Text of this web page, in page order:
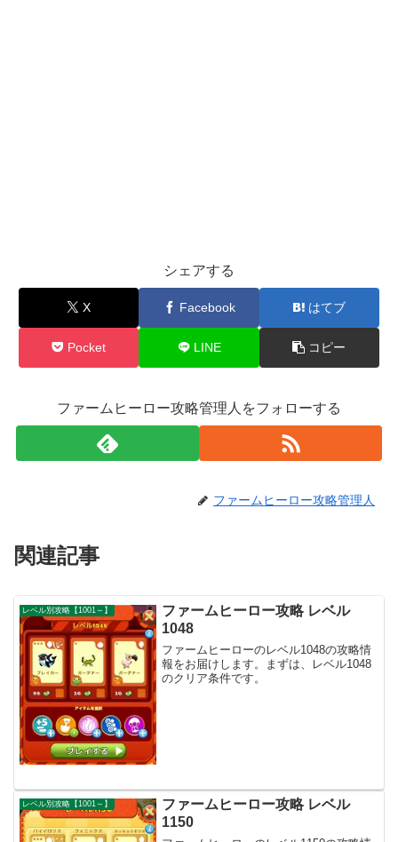
シェアする
X Facebook はてブ
Pocket LINE コピー
ファームヒーロー攻略管理人をフォローする
ファームヒーロー攻略管理人
関連記事
レベル別攻略【1001～】
ファームヒーロー攻略 レベル
1048
ファームヒーローのレベル1048の攻略情
報をお届けします。まずは、レベル1048
のクリア条件です。
レベル別攻略【1001～】
ファームヒーロー攻略 レベル
1150